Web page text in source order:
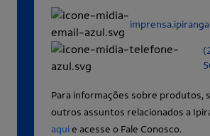
Para informações sobre produtos,
outros assuntos relacionados a
aquie acesse o Fale Conosco.